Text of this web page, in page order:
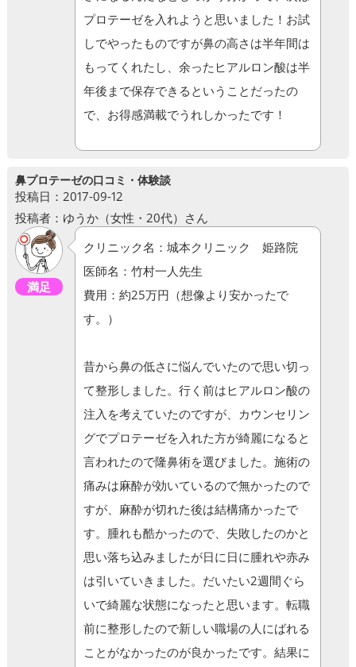
プロテーゼを入れようと思いました！お試
しでやったものですが鼻の高さは半年間は
もってくれたし、余ったヒアルロン酸は半
年後まで保存できるということだったの
で、お得感満載でうれしかったです！
鼻プロテーゼの口コミ・体験談
投稿日：2017-09-12
投稿者：ゆうか（女性・20代）さん
満足
クリニック名：城本クリニック 姫路院
医師名：竹村一人先生
費用：約25万円（想像より安かったで
す。）
昔から鼻の低さに悩んでいたので思い切っ
て整形しました。行く前はヒアルロン酸の
注入を考えていたのですが、カウンセリン
グでプロテーゼを入れた方が綺麗になると
言われたので隆鼻術を選びました。施術の
痛みは麻酔が効いているので無かったので
すが、麻酔が切れた後は結構痛かったで
す。腫れも酷かったので、失敗したのかと
思い落ち込みましたが日に日に腫れや赤み
は引いていきました。だいたい2週間ぐら
いで綺麗な状態になったと思います。転職
前に整形したので新しい職場の人にばれる
ことがなかったのが良かったです。結果に